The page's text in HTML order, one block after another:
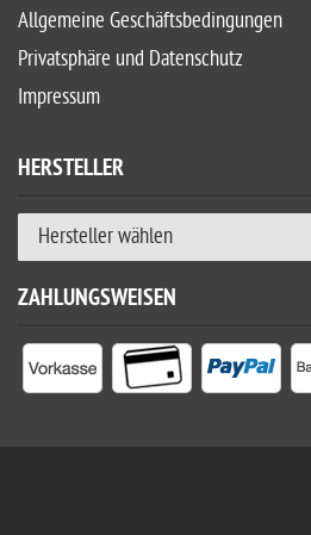
Allgemeine Geschäftsbedingungen
Privatsphäre und Datenschutz
Impressum
HERSTELLER
Hersteller wählen
ZAHLUNGSWEISEN